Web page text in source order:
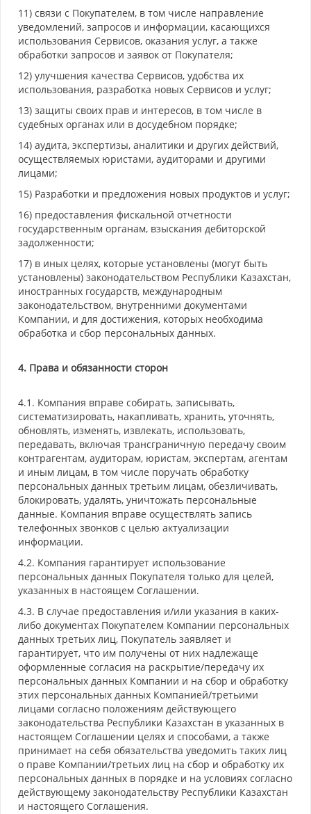
11) связи с Покупателем, в том числе направление
уведомлений, запросов и информации, касающихся
использования Сервисов, оказания услуг, а также
обработки запросов и заявок от Покупателя;
12) улучшения качества Сервисов, удобства их
использования, разработка новых Сервисов и услуг;
13) защиты своих прав и интересов, в том числе в
судебных органах или в досудебном порядке;
14) аудита, экспертизы, аналитики и других действий,
осуществляемых юристами, аудиторами и другими
лицами;
15) Разработки и предложения новых продуктов и услуг;
16) предоставления фискальной отчетности
государственным органам, взыскания дебиторской
задолженности;
17) в иных целях, которые установлены (могут быть
установлены) законодательством Республики Казахстан,
иностранных государств, международным
законодательством, внутренними документами
Компании, и для достижения, которых необходима
обработка и сбор персональных данных.
4. Права и обязанности сторон
4.1. Компания вправе собирать, записывать,
систематизировать, накапливать, хранить, уточнять,
обновлять, изменять, извлекать, использовать,
передавать, включая трансграничную передачу своим
контрагентам, аудиторам, юристам, экспертам, агентам
и иным лицам, в том числе поручать обработку
персональных данных третьим лицам, обезличивать,
блокировать, удалять, уничтожать персональные
данные. Компания вправе осуществлять запись
телефонных звонков с целью актуализации
информации.
4.2. Компания гарантирует использование
персональных данных Покупателя только для целей,
указанных в настоящем Соглашении.
4.3. В случае предоставления и/или указания в каких-
либо документах Покупателем Компании персональных
данных третьих лиц, Покупатель заявляет и
гарантирует, что им получены от них надлежаще
оформленные согласия на раскрытие/передачу их
персональных данных Компании и на сбор и обработку
этих персональных данных Компанией/третьими
лицами согласно положениям действующего
законодательства Республики Казахстан в указанных в
настоящем Соглашении целях и способами, а также
принимает на себя обязательства уведомить таких лиц
о праве Компании/третьих лиц на сбор и обработку их
персональных данных в порядке и на условиях согласно
действующему законодательству Республики Казахстан
и настоящего Соглашения.